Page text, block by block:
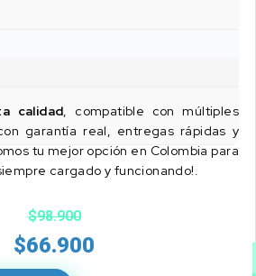
calidad, compatible con múltiples
garantía real, entregas rápidas y
tu mejor opción en Colombia para
cargado y funcionando!.
$98.900
$66.900